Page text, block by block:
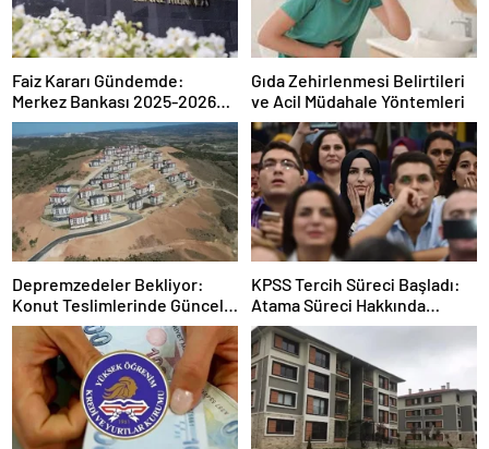
Faiz Kararı Gündemde:
Merkez Bankası 2025-2026
Takvimi
Gıda Zehirlenmesi Belirtileri
ve Acil Müdahale Yöntemleri
Depremzedeler Bekliyor:
Konut Teslimlerinde Güncel
Rakamlar
KPSS Tercih Süreci Başladı:
Atama Süreci Hakkında
Bilmeniz Gerekenler